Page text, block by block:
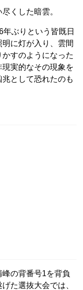
くした暗雲。
ぶりという皆既日
に灯が入り、雲間
すのようになった
実的なその現象を
として恐れたのも
の背番号1を背負
た選抜大会では、